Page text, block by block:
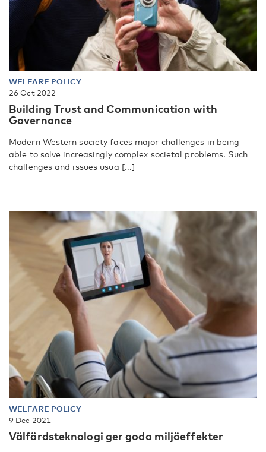
WELFARE POLICY
26 Oct 2022
Building Trust and Communication with
Governance
Modern Western society faces major challenges in being
able to solve increasingly complex societal problems. Such
challenges and issues usua [...]
WELFARE POLICY
9 Dec 2021
Välfärdsteknologi ger goda miljöeffekter